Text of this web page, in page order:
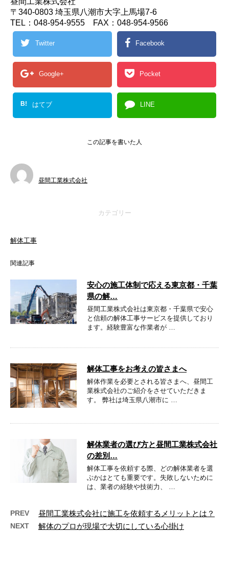
〒340-0803 埼玉県八潮市大字上馬場7-6
TEL：048-954-9555 FAX：048-954-9566
Twitter Facebook
Google+ Pocket
B! はてブ LINE
この記事を書いた人
昼間工業株式会社
カテゴリー
解体工事
関連記事
安心の施工体制で応える東京都・千葉
県の解…
昼間工業株式会社は東京都・千葉県で安心
と信頼の解体工事サービスを提供しており
ます。経験豊富な作業者が …
解体工事をお考えの皆さまへ
解体作業を必要とされる皆さまへ、昼間工
業株式会社のご紹介をさせていただきま
す。 弊社は埼玉県八潮市に …
解体業者の選び方と昼間工業株式会社
の差別…
解体工事を依頼する際、どの解体業者を選
ぶかはとても重要です。失敗しないために
は、業者の経験や技術力、 …
PREV 昼間工業株式会社に施工を依頼するメリットとは？
NEXT 解体のプロが現場で大切にしている心掛け